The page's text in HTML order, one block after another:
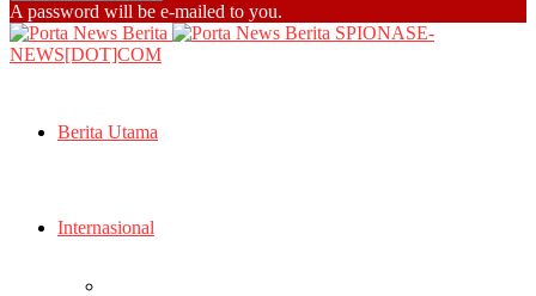
A password will be e-mailed to you.
SPIONASE-
NEWS[DOT]COM
Berita Utama
Internasional